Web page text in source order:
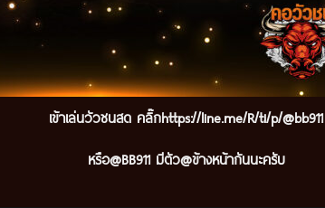
เข้าเล่นวัวชนสด คลิ๊กhttps://line.me/R/ti/p/@bb911
หรือ@BB911 มีตัว@ข้างหน้ากันนะครับ